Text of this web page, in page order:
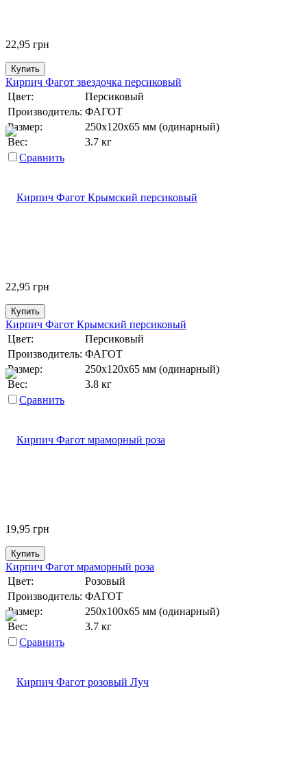
22,95 грн
Купить
Кирпич Фагот звездочка персиковый
Цвет:
Персиковый
Производитель: ФАГОТ
Размер:
250х120х65 мм (одинарный)
Вес:
3.7 кг
Сравнить
22,95 грн
Купить
Кирпич Фагот Крымский персиковый
Цвет:
Персиковый
Производитель: ФАГОТ
Размер:
250х120х65 мм (одинарный)
Вес:
3.8 кг
Сравнить
19,95 грн
Купить
Кирпич Фагот мраморный роза
Цвет:
Розовый
Производитель: ФАГОТ
Размер:
250х100х65 мм (одинарный)
Вес:
3.7 кг
Сравнить